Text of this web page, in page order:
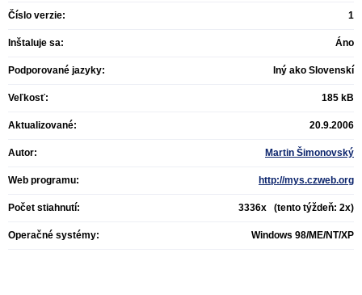
Číslo verzie: 1
Inštaluje sa: Áno
Podporované jazyky: Iný ako Slovenskí
Veľkosť: 185 kB
Aktualizované: 20.9.2006
Autor: Martin Šimonovský
Web programu: http://mys.czweb.org
Počet stiahnutí: 3336x (tento týždeň: 2x)
Operačné systémy: Windows 98/ME/NT/XP